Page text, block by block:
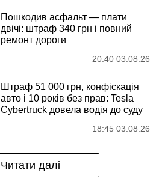
Пошкодив асфальт — плати
двічі: штраф 340 грн і повний
ремонт дороги
20:40 03.08.26
Штраф 51 000 грн, конфіскація
авто і 10 років без прав: Tesla
Cybertruck довела водія до суду
18:45 03.08.26
Читати далі